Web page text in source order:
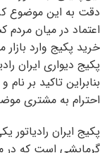
دقت به این موضوع
اعتماد در میان مردم
خرید پکیج وارد
پکیج دیواری ایران
بنابراین تاکید بر
احترام به مشتری
پکیج ایران رادیاتور
گرمایشی است که در